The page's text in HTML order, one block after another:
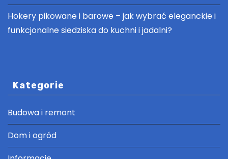
Hokery pikowane i barowe – jak wybrać eleganckie i
funkcjonalne siedziska do kuchni i jadalni?
Kategorie
Budowa i remont
Dom i ogród